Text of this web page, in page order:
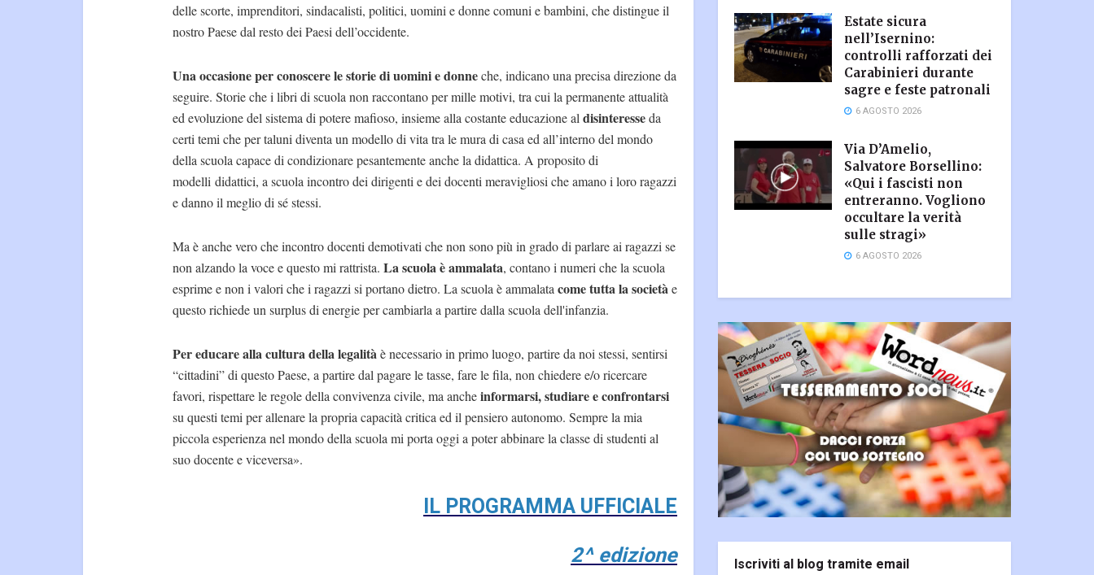
delle scorte, imprenditori, sindacalisti, politici, uomini e donne comuni e bambini, che distingue il
nostro Paese dal resto dei Paesi dell’occidente.
Una occasione per conoscere le storie di uomini e donneche, indicano una precisa direzione da
seguire. Storie che i libri di scuola non raccontano per mille motivi, tra cui la permanente attualità
ed evoluzione del sistema di potere mafioso, insieme alla costante educazione al disinteresseda
certi temi che per taluni diventa un modello di vita tra le mura di casa ed all’interno del mondo
della scuola capace di condizionare pesantemente anche la didattica. A proposito di
modelli didattici, a scuola incontro dei dirigenti e dei docenti meravigliosi che amano i loro ragazzi
e danno il meglio di sé stessi.
Ma è anche vero che incontro docenti demotivati che non sono più in grado di parlare ai ragazzi se
non alzando la voce e questo mi rattrista. La scuola è ammalata, contano i numeri che la scuola
esprime e non i valori che i ragazzi si portano dietro. La scuola è ammalata come tutta la società e
questo richiede un surplus di energie per cambiarla a partire dalla scuola dell'infanzia.
Per educare alla cultura della legalità è necessario in primo luogo, partire da noi stessi, sentirsi
“cittadini” di questo Paese, a partire dal pagare le tasse, fare le fila, non chiedere e/o ricercare
favori, rispettare le regole della convivenza civile, ma ancheinformarsi, studiare e confrontarsi
su questi temi per allenare la propria capacità critica ed il pensiero autonomo. Sempre la mia
piccola esperienza nel mondo della scuola mi porta oggi a poter abbinare la classe di studenti al
suo docente e viceversa».
IL PROGRAMMA UFFICIALE
2^ edizione
Estate sicura
nell’Isernino:
controlli rafforzati dei
Carabinieri durante
sagre e feste patronali
6 AGOSTO 2026
Via D’Amelio,
Salvatore Borsellino:
«Qui i fascisti non
entreranno. Vogliono
occultare la verità
sulle stragi»
6 AGOSTO 2026
Iscriviti al blog tramite email